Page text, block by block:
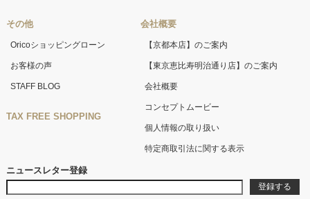
その他
Oricoショッピングローン
お客様の声
STAFF BLOG
TAX FREE SHOPPING
会社概要
【京都本店】のご案内
【東京恵比寿明治通り店】のご案内
会社概要
コンセプトムービー
個人情報の取り扱い
特定商取引法に関する表示
ニュースレター登録